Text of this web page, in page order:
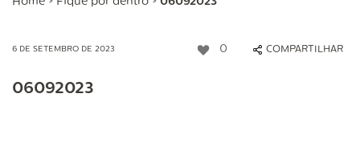
6 DE SETEMBRO DE 2023 0 COMPARTILHAR
06092023